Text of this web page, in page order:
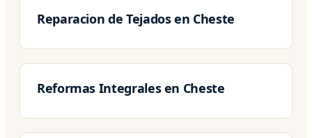
Reparacion de Tejados en Cheste
Reformas Integrales en Cheste